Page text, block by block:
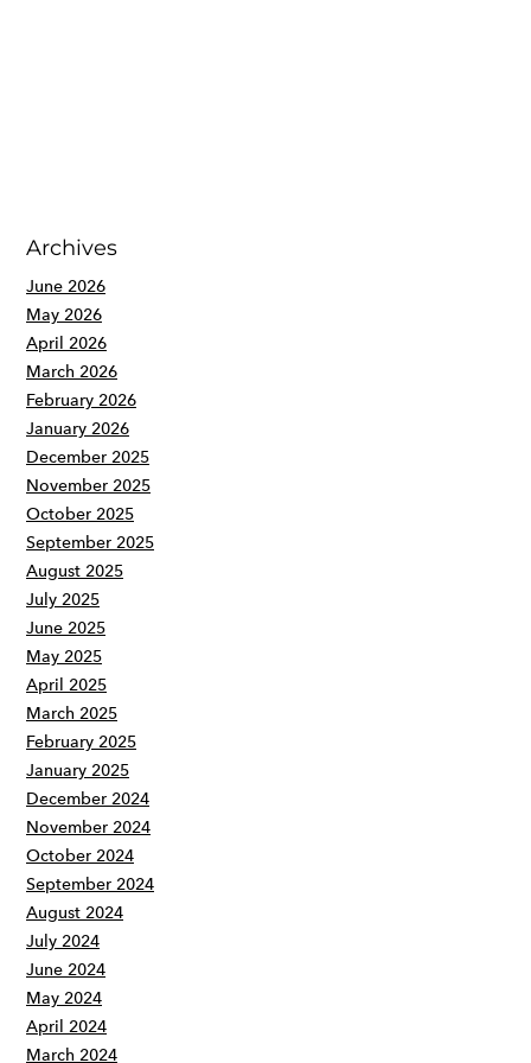
Archives
June 2026
May 2026
April 2026
March 2026
February 2026
January 2026
December 2025
November 2025
October 2025
September 2025
August 2025
July 2025
June 2025
May 2025
April 2025
March 2025
February 2025
January 2025
December 2024
November 2024
October 2024
September 2024
August 2024
July 2024
June 2024
May 2024
April 2024
March 2024